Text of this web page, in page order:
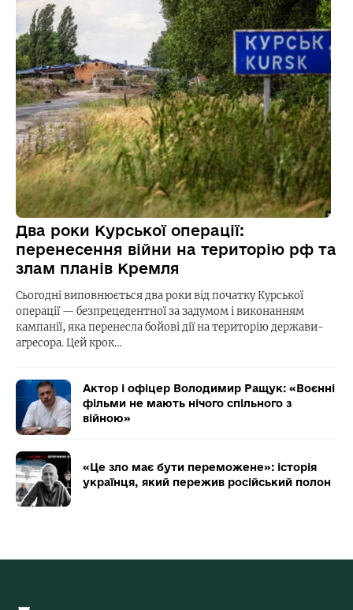
Два роки Курської операції:
перенесення війни на територію рф та
злам планів Кремля
Сьогодні виповнюється два роки від початку Курської
операції — безпрецедентної за задумом і виконанням
кампанії, яка перенесла бойові дії на територію держави-
агресора. Цей крок…
Актор і офіцер Володимир Ращук: «Воєнні
фільми не мають нічого спільного з
війною»
«Це зло має бути переможене»: історія
українця, який пережив російський полон